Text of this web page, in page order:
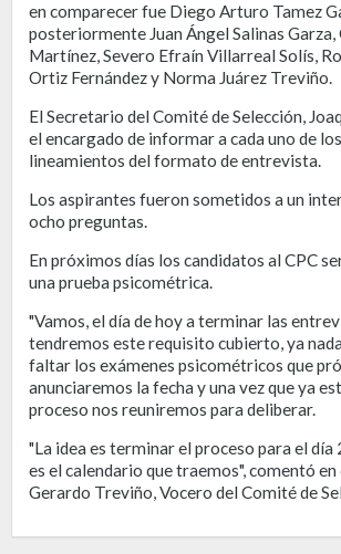
en comparecer fue Diego Arturo Tamez
posteriormente Juan Ángel Salinas Garza,
Martínez, Severo Efraín Villarreal Solís,
Ortiz Fernández y Norma Juárez Treviño.
El Secretario del Comité de Selección,
el encargado de informar a cada uno de
lineamientos del formato de entrevista.
Los aspirantes fueron sometidos a un
ocho preguntas.
En próximos días los candidatos al CPC
una prueba psicométrica.
"Vamos, el día de hoy a terminar las
tendremos este requisito cubierto, ya
faltar los exámenes psicométricos que
anunciaremos la fecha y una vez que ya
proceso nos reuniremos para deliberar.
"La idea es terminar el proceso para el día
es el calendario que traemos", comentó
Gerardo Treviño, Vocero del Comité de